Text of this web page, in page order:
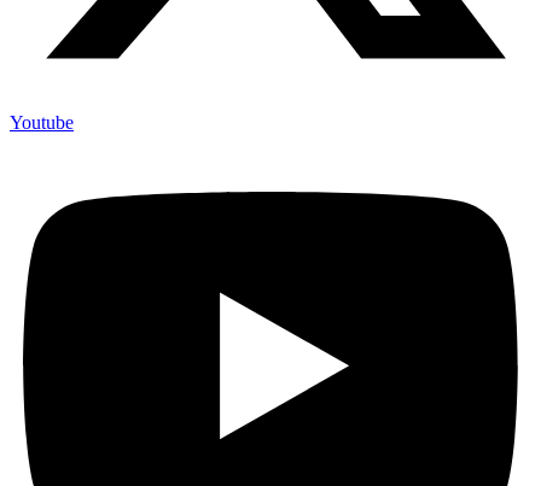
Youtube